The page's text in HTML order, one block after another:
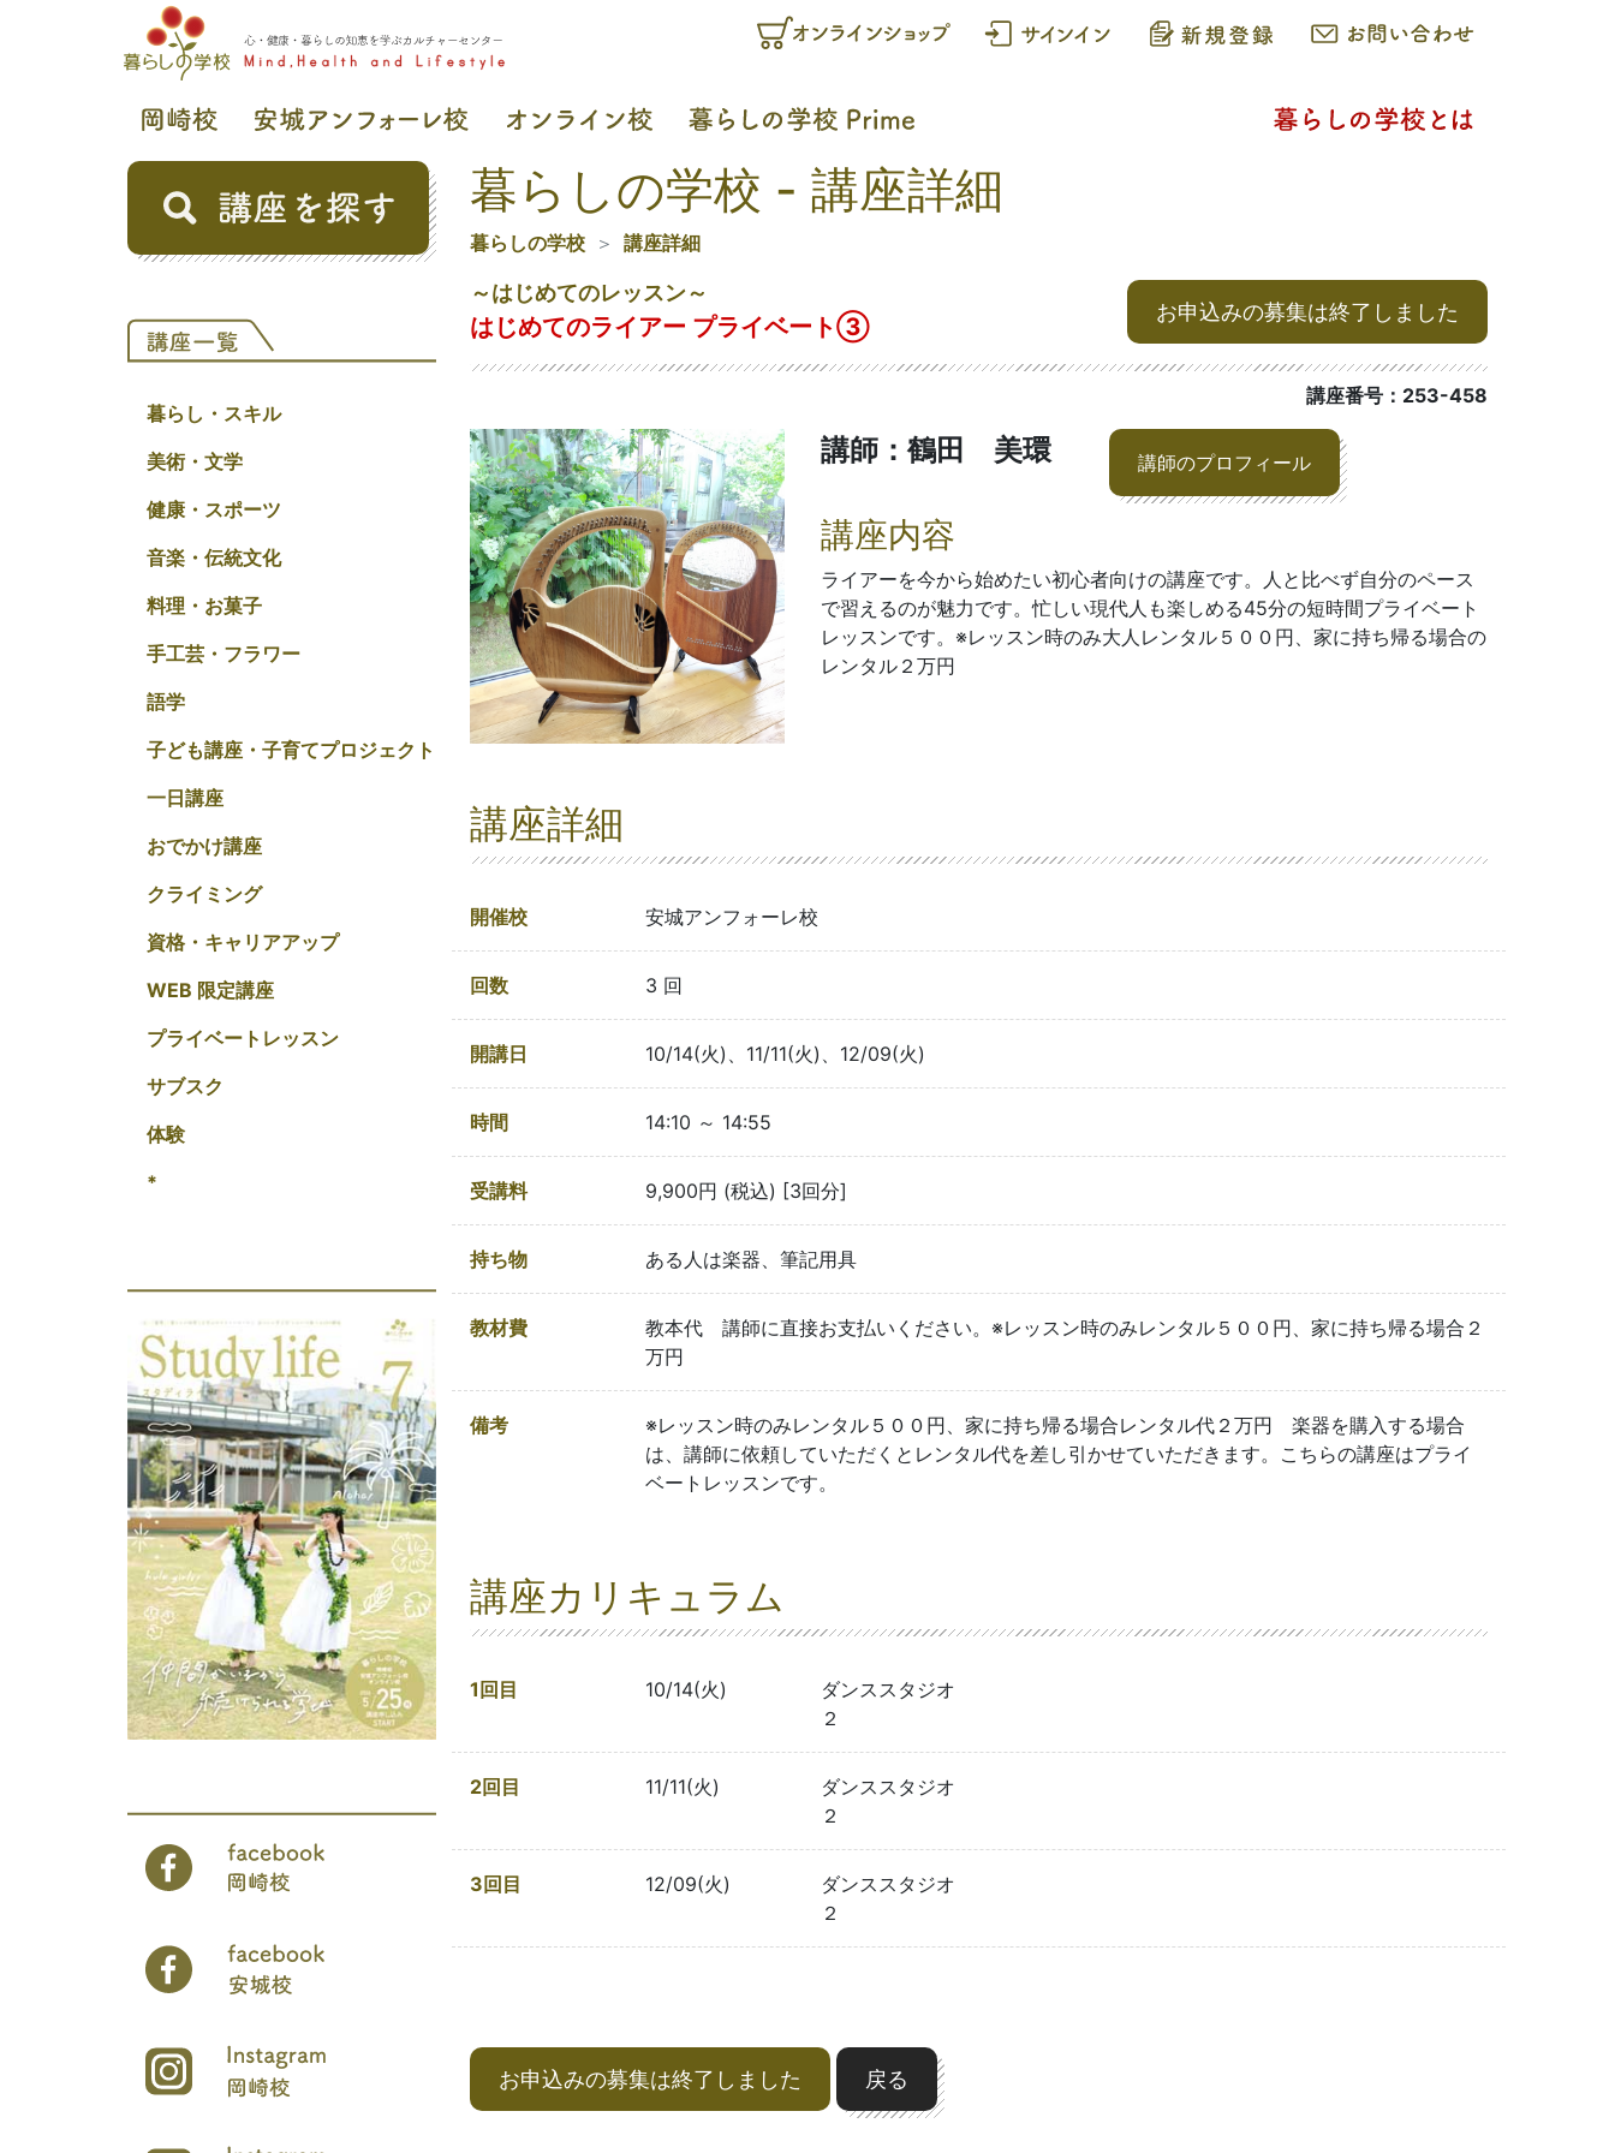
暮らし・スキル
美術・文学
健康・スポーツ
音楽・伝統文化
料理・お菓子
手工芸・フラワー
語学
子ども講座・子育てプロジェクト
一日講座
おでかけ講座
クライミング
資格・キャリアアップ
WEB 限定講座
プライベートレッスン
サブスク
体験
*
暮らしの学校 - 講座詳細
暮らしの学校 講座詳細
～はじめてのレッスン～
はじめてのライアー プライベート➂
お申込みの募集は終了しました
講座番号：253-458
講師：鶴田 美環 講師のプロフィール
講座内容
ライアーを今から始めたい初心者向けの講座です。人と比べず自分のペース
で習えるのが魅力です。忙しい現代人も楽しめる45分の短時間プライベート
レッスンです。※レッスン時のみ大人レンタル５００円、家に持ち帰る場合の
レンタル２万円
講座詳細
開催校 安城アンフォーレ校
回数 3 回
開講日 10/14(火)、11/11(火)、12/09(火)
時間 14:10 ～ 14:55
受講料 9,900円 (税込) [3回分]
持ち物 ある人は楽器、筆記用具
教材費
教本代 講師に直接お支払いください。※レッスン時のみレンタル５００円、家に持ち帰る場合２
万円
備考
※レッスン時のみレンタル５００円、家に持ち帰る場合レンタル代２万円 楽器を購入する場合
は、講師に依頼していただくとレンタル代を差し引かせていただきます。こちらの講座はプライ
ベートレッスンです。
講座カリキュラム
1回目 10/14(火)
ダンススタジオ
２
2回目 11/11(火)
ダンススタジオ
２
3回目 12/09(火)
ダンススタジオ
２
お申込みの募集は終了しました 戻る